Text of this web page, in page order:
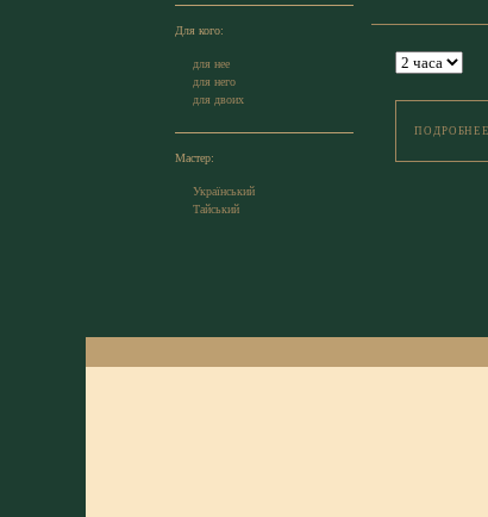
Для кого:
для нее
для него
для двоих
Мастер:
Український
Тайський
ПОДРОБНЕЕ